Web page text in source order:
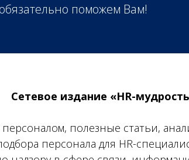
поможем Вам!
Сетевое издание «HR-
полезные статьи,
персонала для HR-